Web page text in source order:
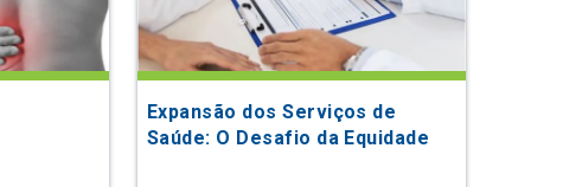
Expansão dos Serviços de
Saúde: O Desafio da Equidade